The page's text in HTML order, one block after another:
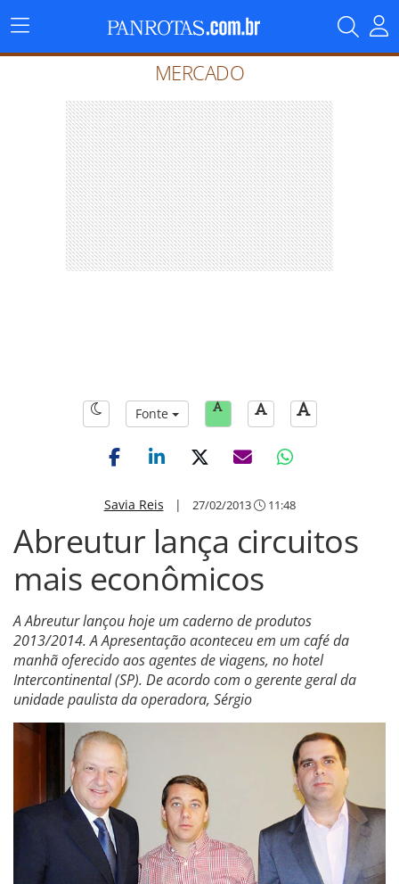
Menu
Principal
MERCADO
Fonte
Savia Reis | 27/02/2013 11:48
Abreutur lança circuitos
mais econômicos
A Abreutur lançou hoje um caderno de produtos
2013/2014. A Apresentação aconteceu em um café da
manhã oferecido aos agentes de viagens, no hotel
Intercontinental (SP). De acordo com o gerente geral da
unidade paulista da operadora, Sérgio